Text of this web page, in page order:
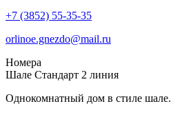
+7 (3852) 55-35-35
orlinoe.gnezdo@mail.ru
Номера
Шале Стандарт 2 линия
Однокомнатный дом в стиле шале.